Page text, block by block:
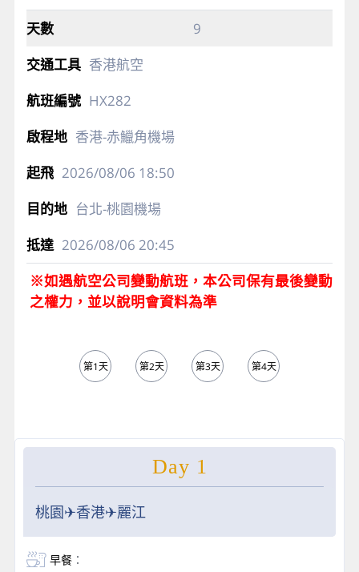
9
香港航空
HX282
香港-赤鱲角機場
2026/08/06 18:50
台北-桃園機場
2026/08/06 20:45
※如遇航空公司變動航班，本公司保有最後變動
之權力，並以說明會資料為準
第1天 第2天 第3天 第4天
Day 1
桃園✈香港✈麗江
早餐：